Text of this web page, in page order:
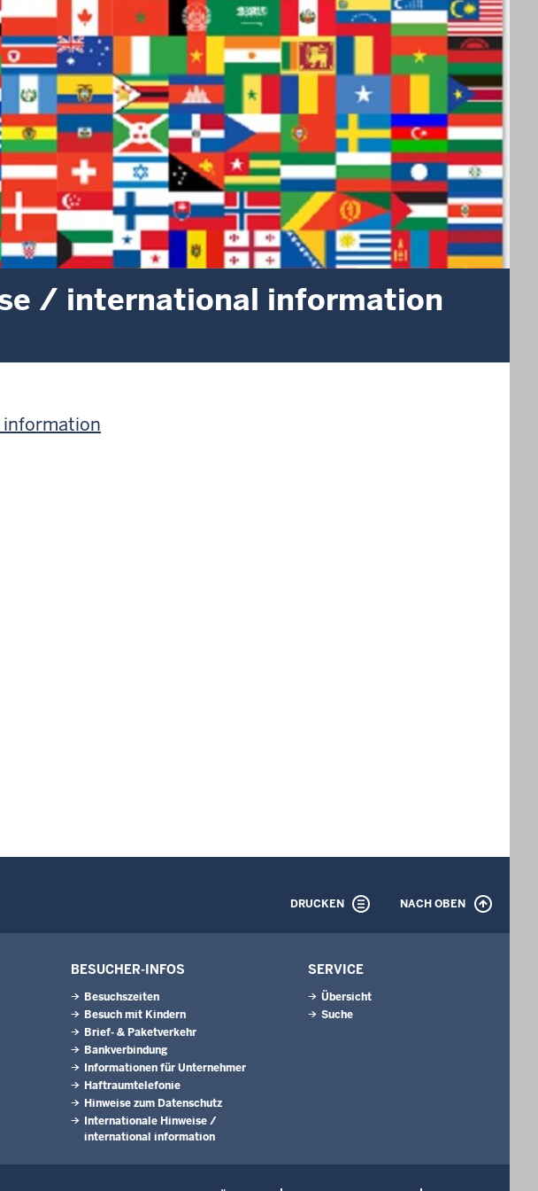
/ international information
DRUCKEN NACH OBEN
BESUCHER-INFOS
Besuchszeiten
Besuch mit Kindern
Brief- & Paketverkehr
Bankverbindung
Informationen für Unternehmer
Haftraumtelefonie
Hinweise zum Datenschutz
Internationale Hinweise /
international information
SERVICE
Übersicht
Suche